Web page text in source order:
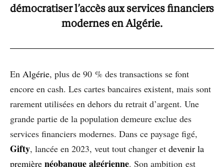
démocratiser l’accès aux services financiers
modernes en Algérie.
En Algérie, plus de 90 % des transactions se font
encore en cash. Les cartes bancaires existent, mais sont
rarement utilisées en dehors du retrait d’argent. Une
grande partie de la population demeure exclue des
services financiers modernes. Dans ce paysage figé,
Gifty, lancée en 2023, veut tout changer et devenir la
première néobanque algérienne. Son ambition est